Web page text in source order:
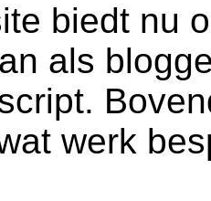
biedt nu
als
werk